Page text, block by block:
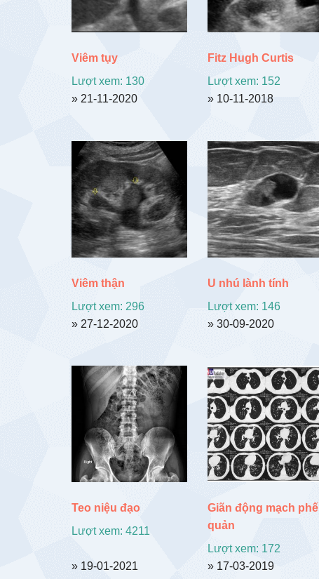
Viêm tụy
Lượt xem: 130
» 21-11-2020
Fitz Hugh Curtis
Lượt xem: 152
» 10-11-2018
Viêm thận
Lượt xem: 296
» 27-12-2020
U nhú lành tính
Lượt xem: 146
» 30-09-2020
Teo niệu đạo
Lượt xem: 4211
» 19-01-2021
Giãn động mạch phế
quản
Lượt xem: 172
» 17-03-2019